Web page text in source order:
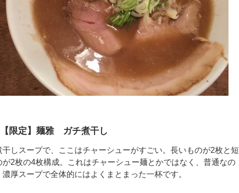
限定】麺雅 ガチ煮干し
干しスープで、ここはチャーシューがすごい。長いものが2枚と短
が2枚の4枚構成。これはチャーシュー麺とかではなく、普通なの
濃厚スープで全体的にはよくまとまった一杯です。